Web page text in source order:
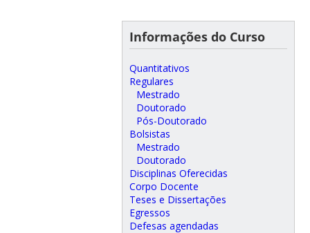
Informações do Curso
Quantitativos
Regulares
Mestrado
Doutorado
Pós-Doutorado
Bolsistas
Mestrado
Doutorado
Disciplinas Oferecidas
Corpo Docente
Teses e Dissertações
Egressos
Defesas agendadas